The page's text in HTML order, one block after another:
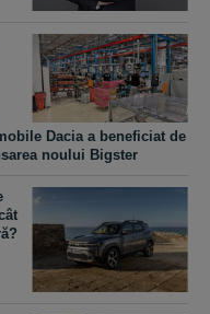
Dacia a beneficiat de
noului Bigster